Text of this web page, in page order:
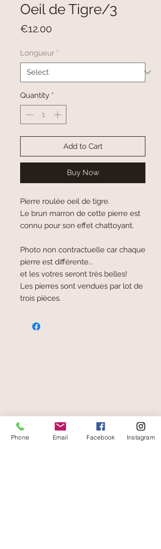
Oeil de Tigre/3
€12.00
Longueur *
Quantity *
Add to Cart
Buy Now
Pierre roulée oeil de tigre.
Le brun marron de cette pierre est
connu pour son effet chattoyant.
Photo non contractuelle car chaque
pierre est différente...
et les votres seront très belles!
Les pierres sont vendues par lot de
trois pièces.
free and fast delivery
Phone Email Facebook Instagram